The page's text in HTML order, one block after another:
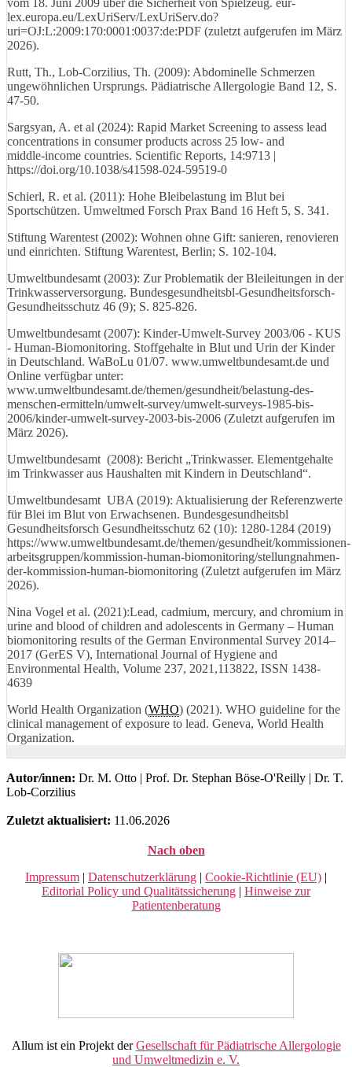
lex.europa.eu/LexUriServ/LexUriServ.do?
uri=OJ:L:2009:170:0001:0037:de:PDF (zuletzt aufgerufen im März
2026).
Rutt, Th., Lob-Corzilius, Th. (2009): Abdominelle Schmerzen
ungewöhnlichen Ursprungs. Pädiatrische Allergologie Band 12, S.
47-50.
Sargsyan, A. et al (2024): Rapid Market Screening to assess lead
concentrations in consumer products across 25 low‑ and
middle‑income countries. Scientific Reports, 14:9713 |
https://doi.org/10.1038/s41598-024-59519-0
Schierl, R. et al. (2011): Hohe Bleibelastung im Blut bei
Sportschützen. Umweltmed Forsch Prax Band 16 Heft 5, S. 341.
Stiftung Warentest (2002): Wohnen ohne Gift: sanieren, renovieren
und einrichten. Stiftung Warentest, Berlin; S. 102-104.
Umweltbundesamt (2003): Zur Problematik der Bleileitungen in der
Trinkwasserversorgung. Bundesgesundheitsbl-Gesundheitsforsch-
Gesundheitsschutz 46 (9); S. 825-826.
Umweltbundesamt (2007): Kinder-Umwelt-Survey 2003/06 - KUS
- Human-Biomonitoring. Stoffgehalte in Blut und Urin der Kinder
in Deutschland. WaBoLu 01/07. www.umweltbundesamt.de und
Online verfügbar unter:
www.umweltbundesamt.de/themen/gesundheit/belastung-des-
menschen-ermitteln/umwelt-survey/umwelt-surveys-1985-bis-
2006/kinder-umwelt-survey-2003-bis-2006 (Zuletzt aufgerufen im
März 2026).
Umweltbundesamt (2008): Bericht „Trinkwasser. Elementgehalte
im Trinkwasser aus Haushalten mit Kindern in Deutschland“.
Umweltbundesamt UBA (2019): Aktualisierung der Referenzwerte
für Blei im Blut von Erwachsenen. Bundesgesundheitsbl
Gesundheitsforsch Gesundheitsschutz 62 (10): 1280-1284 (2019)
https://www.umweltbundesamt.de/themen/gesundheit/kommissionen-
arbeitsgruppen/kommission-human-biomonitoring/stellungnahmen-
der-kommission-human-biomonitoring (Zuletzt aufgerufen im März
2026).
Nina Vogel et al. (2021):Lead, cadmium, mercury, and chromium in
urine and blood of children and adolescents in Germany – Human
biomonitoring results of the German Environmental Survey 2014–
2017 (GerES V), International Journal of Hygiene and
Environmental Health, Volume 237, 2021,113822, ISSN 1438-
4639
World Health Organization (WHO) (2021). WHO guideline for the
clinical management of exposure to lead. Geneva, World Health
Organization.
Autor/innen: Dr. M. Otto | Prof. Dr. Stephan Böse-O'Reilly | Dr. T.
Lob-Corzilius
Zuletzt aktualisiert: 11.06.2026
Nach oben
Impressum | Datenschutzerklärung | Cookie-Richtlinie (EU) |
Editorial Policy und Qualitätssicherung | Hinweise zur
Patientenberatung
Allum ist ein Projekt derGesellschaft für Pädiatrische Allergologie
und Umweltmedizin e. V.